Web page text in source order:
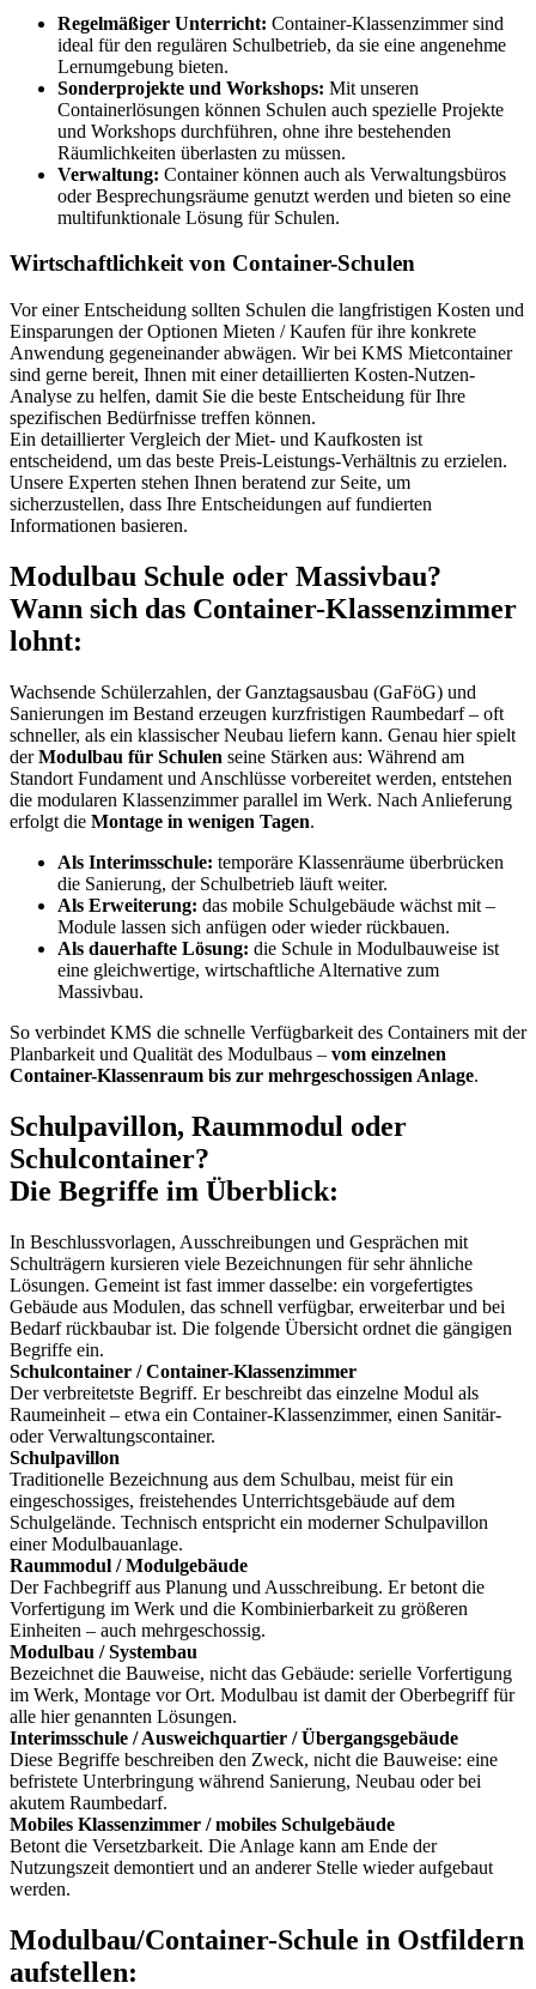
Regelmäßiger Unterricht: Container-Klassenzimmer sind
ideal für den regulären Schulbetrieb, da sie eine angenehme
Lernumgebung bieten.
Sonderprojekte und Workshops: Mit unseren
Containerlösungen können Schulen auch spezielle Projekte
und Workshops durchführen, ohne ihre bestehenden
Räumlichkeiten überlasten zu müssen.
Verwaltung: Container können auch als Verwaltungsbüros
oder Besprechungsräume genutzt werden und bieten so eine
multifunktionale Lösung für Schulen.
Wirtschaftlichkeit von Container-Schulen
Vor einer Entscheidung sollten Schulen die langfristigen Kosten und
Einsparungen der Optionen Mieten / Kaufen für ihre konkrete
Anwendung gegeneinander abwägen. Wir bei KMS Mietcontainer
sind gerne bereit, Ihnen mit einer detaillierten Kosten-Nutzen-
Analyse zu helfen, damit Sie die beste Entscheidung für Ihre
spezifischen Bedürfnisse treffen können.
Ein detaillierter Vergleich der Miet- und Kaufkosten ist
entscheidend, um das beste Preis-Leistungs-Verhältnis zu erzielen.
Unsere Experten stehen Ihnen beratend zur Seite, um
sicherzustellen, dass Ihre Entscheidungen auf fundierten
Informationen basieren.
Modulbau Schule oder Massivbau?
Wann sich das Container-Klassenzimmer
lohnt:
Wachsende Schülerzahlen, der Ganztagsausbau (GaFöG) und
Sanierungen im Bestand erzeugen kurzfristigen Raumbedarf – oft
schneller, als ein klassischer Neubau liefern kann. Genau hier spielt
derModulbau für Schulen seine Stärken aus: Während am
Standort Fundament und Anschlüsse vorbereitet werden, entstehen
die modularen Klassenzimmer parallel im Werk. Nach Anlieferung
erfolgt die Montage in wenigen Tagen.
Als Interimsschule: temporäre Klassenräume überbrücken
die Sanierung, der Schulbetrieb läuft weiter.
Als Erweiterung: das mobile Schulgebäude wächst mit –
Module lassen sich anfügen oder wieder rückbauen.
Als dauerhafte Lösung: die Schule in Modulbauweise ist
eine gleichwertige, wirtschaftliche Alternative zum
Massivbau.
So verbindet KMS die schnelle Verfügbarkeit des Containers mit der
Planbarkeit und Qualität des Modulbaus – vom einzelnen
Container-Klassenraum bis zur mehrgeschossigen Anlage.
Schulpavillon, Raummodul oder
Schulcontainer?
Die Begriffe im Überblick:
In Beschlussvorlagen, Ausschreibungen und Gesprächen mit
Schulträgern kursieren viele Bezeichnungen für sehr ähnliche
Lösungen. Gemeint ist fast immer dasselbe: ein vorgefertigtes
Gebäude aus Modulen, das schnell verfügbar, erweiterbar und bei
Bedarf rückbaubar ist. Die folgende Übersicht ordnet die gängigen
Begriffe ein.
Schulcontainer / Container-Klassenzimmer
Der verbreitetste Begriff. Er beschreibt das einzelne Modul als
Raumeinheit – etwa ein Container-Klassenzimmer, einen Sanitär-
oder Verwaltungscontainer.
Schulpavillon
Traditionelle Bezeichnung aus dem Schulbau, meist für ein
eingeschossiges, freistehendes Unterrichtsgebäude auf dem
Schulgelände. Technisch entspricht ein moderner Schulpavillon
einer Modulbauanlage.
Raummodul / Modulgebäude
Der Fachbegriff aus Planung und Ausschreibung. Er betont die
Vorfertigung im Werk und die Kombinierbarkeit zu größeren
Einheiten – auch mehrgeschossig.
Modulbau / Systembau
Bezeichnet die Bauweise, nicht das Gebäude: serielle Vorfertigung
im Werk, Montage vor Ort. Modulbau ist damit der Oberbegriff für
alle hier genannten Lösungen.
Interimsschule / Ausweichquartier / Übergangsgebäude
Diese Begriffe beschreiben den Zweck, nicht die Bauweise: eine
befristete Unterbringung während Sanierung, Neubau oder bei
akutem Raumbedarf.
Mobiles Klassenzimmer / mobiles Schulgebäude
Betont die Versetzbarkeit. Die Anlage kann am Ende der
Nutzungszeit demontiert und an anderer Stelle wieder aufgebaut
werden.
Modulbau/Container-Schule in Ostfildern
aufstellen: